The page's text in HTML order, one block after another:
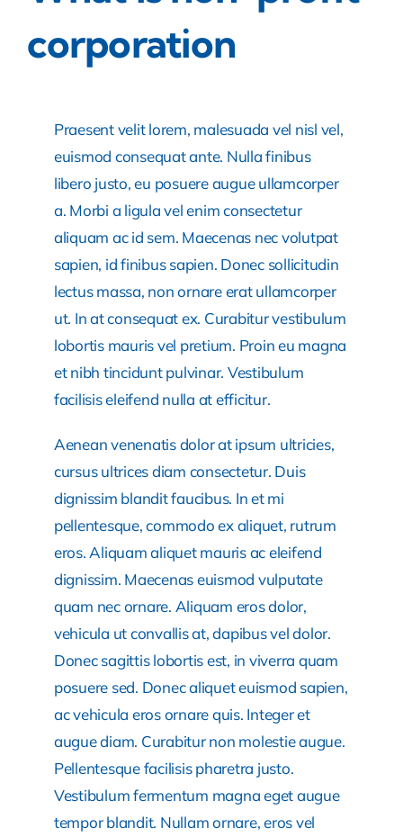
corporation
Praesent velit lorem, malesuada vel nisl vel,
euismod consequat ante. Nulla finibus
libero justo, eu posuere augue ullamcorper
a. Morbi a ligula vel enim consectetur
aliquam ac id sem. Maecenas nec volutpat
sapien, id finibus sapien. Donec sollicitudin
lectus massa, non ornare erat ullamcorper
ut. In at consequat ex. Curabitur vestibulum
lobortis mauris vel pretium. Proin eu magna
et nibh tincidunt pulvinar. Vestibulum
facilisis eleifend nulla at efficitur.
Aenean venenatis dolor at ipsum ultricies,
cursus ultrices diam consectetur. Duis
dignissim blandit faucibus. In et mi
pellentesque, commodo ex aliquet, rutrum
eros. Aliquam aliquet mauris ac eleifend
dignissim. Maecenas euismod vulputate
quam nec ornare. Aliquam eros dolor,
vehicula ut convallis at, dapibus vel dolor.
Donec sagittis lobortis est, in viverra quam
posuere sed. Donec aliquet euismod sapien,
ac vehicula eros ornare quis. Integer et
augue diam. Curabitur non molestie augue.
Pellentesque facilisis pharetra justo.
Vestibulum fermentum magna eget augue
tempor blandit. Nullam ornare, eros vel